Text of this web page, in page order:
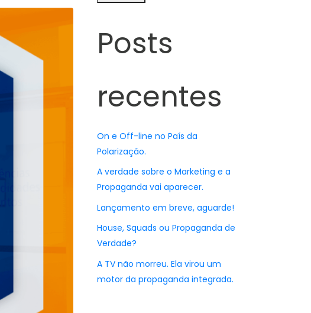
Posts
recentes
On e Off-line no País da
Polarização.
A verdade sobre o Marketing e a
Propaganda vai aparecer.
Lançamento em breve, aguarde!
House, Squads ou Propaganda de
Verdade?
A TV não morreu. Ela virou um
motor da propaganda integrada.